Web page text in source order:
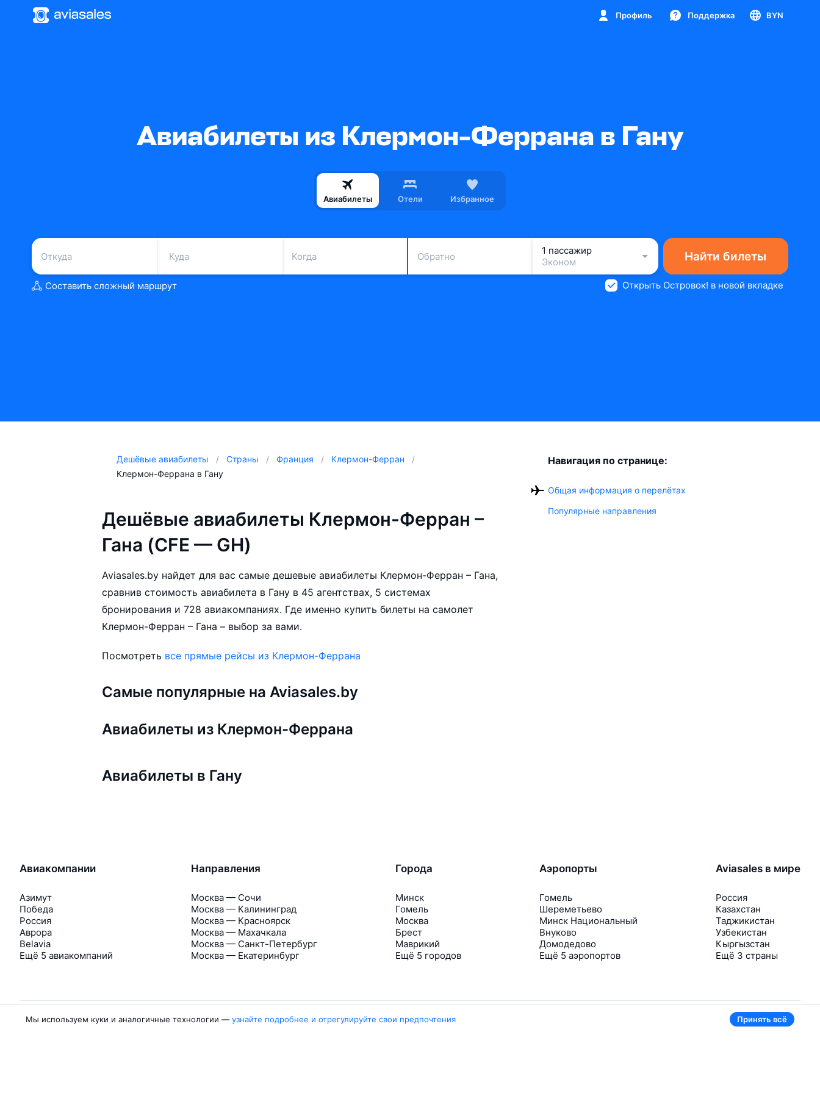
Профиль Поддержка BYN
Авиабилеты из Клермон-Феррана в Гану
Авиабилеты Отели Избранное
Когда Обратно
1 пассажир
Эконом
Найти билеты
Составить сложный маршрут Открыть Островок! в новой вкладке
Дешёвые авиабилеты Страны Франция
Клермон-Ферран
Клермон-Феррана в Гану
Дешёвые авиабилеты Клермон-Ферран –
Гана (CFE — GH)
Aviasales.by найдет для вас самые дешевые авиабилеты Клермон-Ферран – Гана,
сравнив стоимость авиабилета в Гану в 45 агентствах, 5 системах
бронирования и 728 авиакомпаниях. Где именно купить билеты на самолет
Клермон-Ферран – Гана – выбор за вами.
Посмотреть все прямые рейсы из Клермон-Феррана
Самые популярные на Aviasales.by
Авиабилеты из Клермон-Феррана
Авиабилеты в Гану
Навигация по странице:
Общая информация о перелётах
Популярные направления
Авиакомпании
Азимут
Победа
Россия
Аврора
Belavia
Ещё 5 авиакомпаний
Направления
Москва — Сочи
Москва — Калининград
Москва — Красноярск
Москва — Махачкала
Москва — Санкт-Петербург
Москва — Екатеринбург
Города
Минск
Гомель
Москва
Брест
Маврикий
Ещё 5 городов
Аэропорты
Гомель
Шереметьево
Минск Национальный
Внуково
Домодедово
Ещё 5 аэропортов
Aviasales в мире
Россия
Казахстан
Таджикистан
Узбекистан
Кыргызстан
Ещё 3 страны
Мы используем куки и аналогичные технологии — узнайте подробнее и отрегулируйте свои предпочтения Принять всё